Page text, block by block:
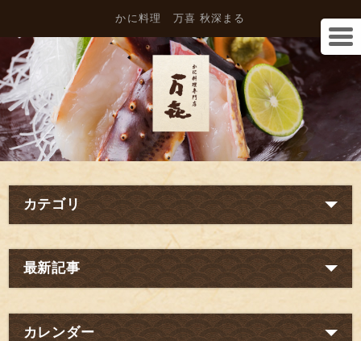
かに料理 万喜 秋深まる
カテゴリ
最新記事
カレンダー